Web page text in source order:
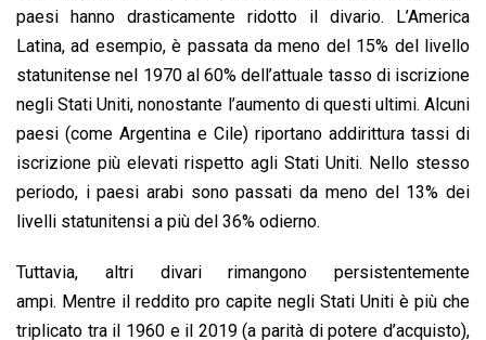
paesi hanno drasticamente ridotto il divario. L’America
Latina, ad esempio, è passata da meno del 15% del livello
statunitense nel 1970 al 60% dell’attuale tasso di iscrizione
negli Stati Uniti, nonostante l’aumento di questi ultimi. Alcuni
paesi (come Argentina e Cile) riportano addirittura tassi di
iscrizione più elevati rispetto agli Stati Uniti. Nello stesso
periodo, i paesi arabi sono passati da meno del 13% dei
livelli statunitensi a più del 36% odierno.
Tuttavia, altri divari rimangono persistentemente
ampi. Mentre il reddito pro capite negli Stati Uniti è più che
triplicato tra il 1960 e il 2019 (a parità di potere d’acquisto),